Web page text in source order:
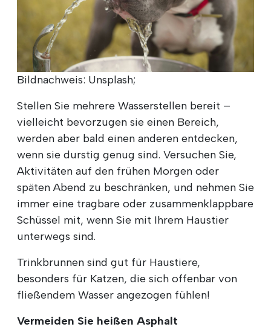
Bildnachweis: Unsplash;
Stellen Sie mehrere Wasserstellen bereit –
vielleicht bevorzugen sie einen Bereich,
werden aber bald einen anderen entdecken,
wenn sie durstig genug sind. Versuchen Sie,
Aktivitäten auf den frühen Morgen oder
späten Abend zu beschränken, und nehmen Sie
immer eine tragbare oder zusammenklappbare
Schüssel mit, wenn Sie mit Ihrem Haustier
unterwegs sind.
Trinkbrunnen sind gut für Haustiere,
besonders für Katzen, die sich offenbar von
fließendem Wasser angezogen fühlen!
Vermeiden Sie heißen Asphalt